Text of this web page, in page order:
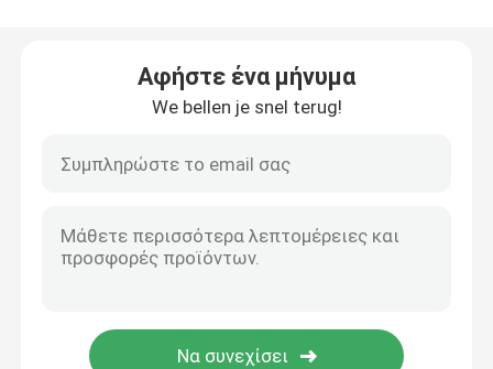
Φορείο εδρών σκαλοπατιών
Φορείο διάσωσης έκτακτης ανάγκης
Αφήστε ένα μήνυμα
We bellen je snel terug!